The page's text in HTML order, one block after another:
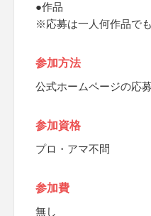
●作品
※応募は一人何作品で
参加方法
公式ホームページの応
参加資格
プロ・アマ不問
参加費
無し